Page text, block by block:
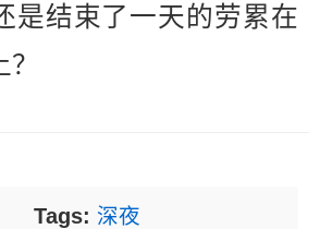
是结束了一天的劳累在
Tags: 深夜